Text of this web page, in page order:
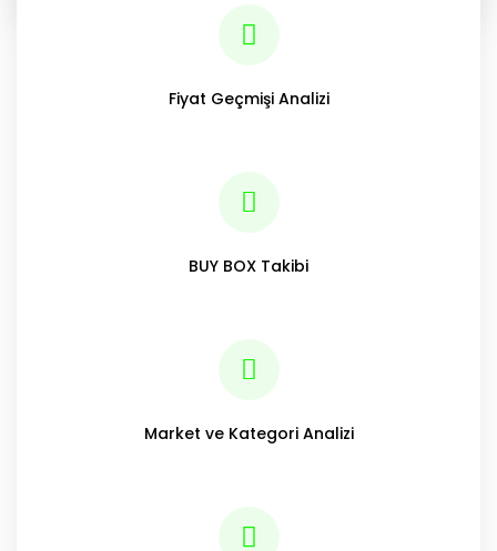
Fiyat Geçmişi Analizi
BUY BOX Takibi
Market ve Kategori Analizi